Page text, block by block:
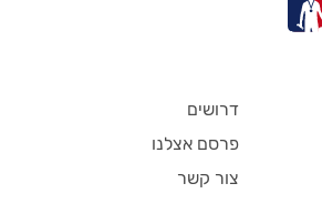
דרושים
פרסם אצלנו
צור קשר